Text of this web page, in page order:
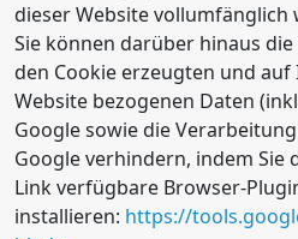
dieser Website
Sie können darüber hinaus
den Cookie erzeugten und
Website bezogenen Daten
Google sowie die
Google verhindern, indem Sie
Link verfügbare Browser-
installieren: https://